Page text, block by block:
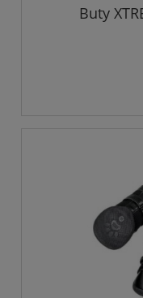
Buty